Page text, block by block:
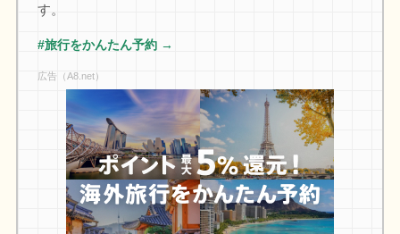
す。
#旅行をかんたん予約 →
広告（A8.net）